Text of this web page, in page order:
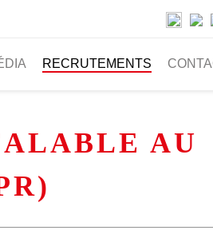
RECRUTEMENTS
AU